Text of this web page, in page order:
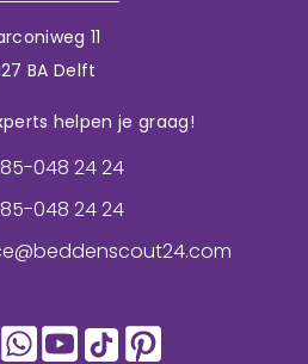
11
BA Delft
helpen je graag!
048 24 24
048 24 24